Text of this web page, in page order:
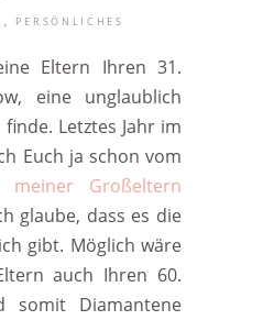
, PERSÖNLICHES
Eltern Ihren 31.
eine unglaublich
Letztes Jahr im
Euch ja schon vom
meiner Großeltern
glaube, dass es die
gibt. Möglich wäre
auch Ihren 60.
somit Diamantene